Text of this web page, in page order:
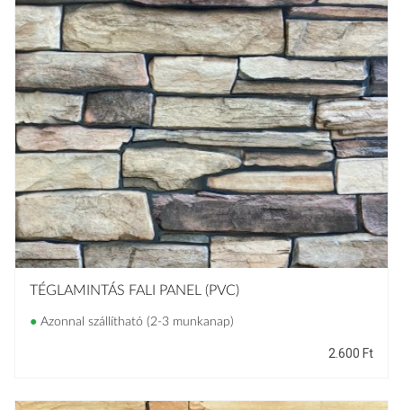
TÉGLAMINTÁS FALI PANEL (PVC)
● Azonnal szállítható (2-3 munkanap)
2.600 Ft